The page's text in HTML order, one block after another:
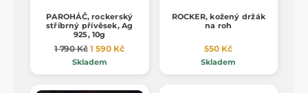
PAROHÁČ, rockerský
stříbrný přívěsek, Ag
925, 10g
1 790 Kč 1 590 Kč
Skladem
ROCKER, kožený držák
na roh
550 Kč
Skladem